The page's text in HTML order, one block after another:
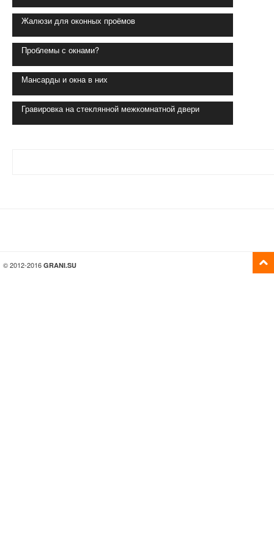
Жалюзи для оконных проёмов
Проблемы с окнами?
Мансарды и окна в них
Гравировка на стеклянной межкомнатной двери
© 2012-2016 GRANI.SU